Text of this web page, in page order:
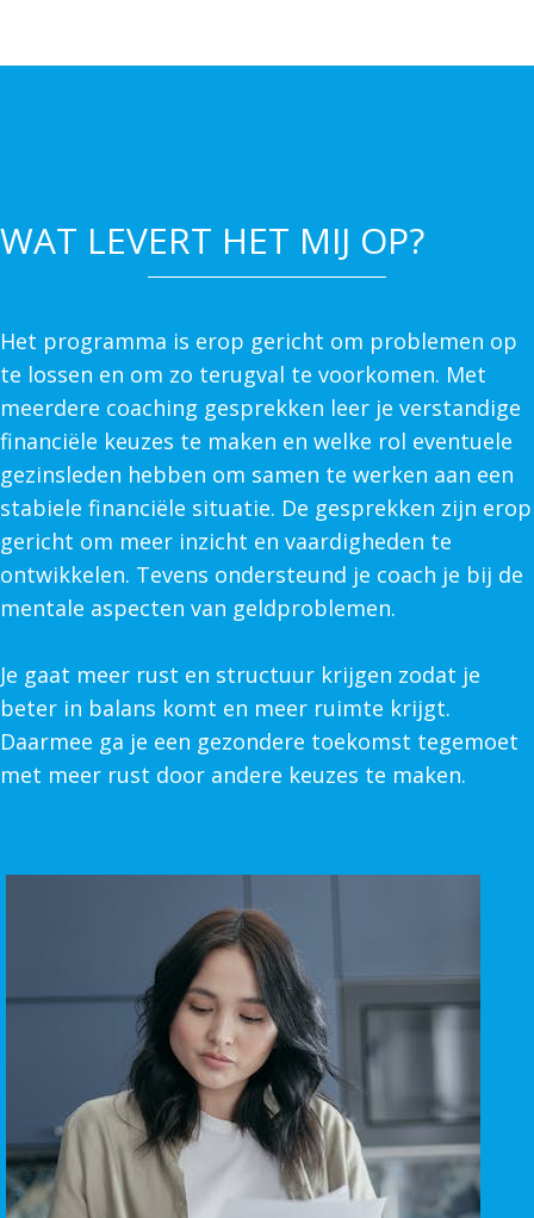
WAT LEVERT HET MIJ OP?
Het programma is erop gericht om problemen op
te lossen en om zo terugval te voorkomen. Met
meerdere coaching gesprekken leer je verstandige
financiële keuzes te maken en welke rol eventuele
gezinsleden hebben om samen te werken aan een
stabiele financiële situatie. De gesprekken zijn erop
gericht om meer inzicht en vaardigheden te
ontwikkelen. Tevens ondersteund je coach je bij de
mentale aspecten van geldproblemen.
Je gaat meer rust en structuur krijgen zodat je
beter in balans komt en meer ruimte krijgt.
Daarmee ga je een gezondere toekomst tegemoet
met meer rust door andere keuzes te maken.